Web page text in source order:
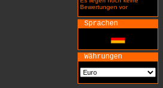
Bewertungen vor
Sprachen
Währungen